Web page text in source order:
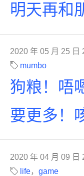
明天再和
2020 年 05 月 25 日
mumbo
狗粮！
要更多！
2020 年 04 月 09 日
life， game